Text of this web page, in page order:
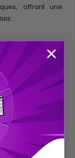
offrant une
ses racines
de cannabis
décennies par
cette souche
pour
de coco,
tropicaux.